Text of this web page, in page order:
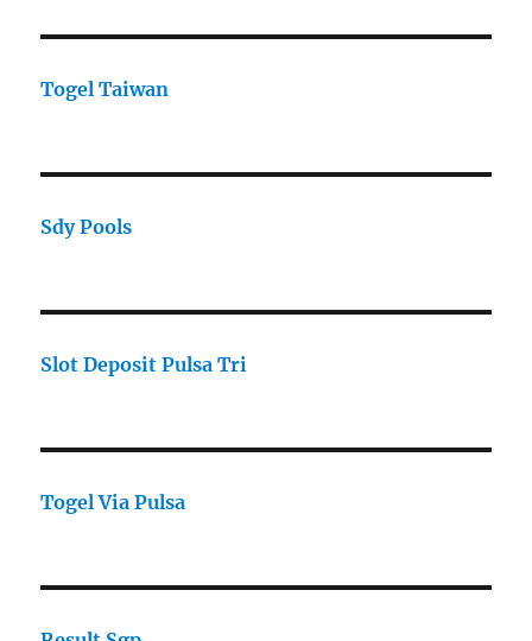
Togel Taiwan
Sdy Pools
Slot Deposit Pulsa Tri
Togel Via Pulsa